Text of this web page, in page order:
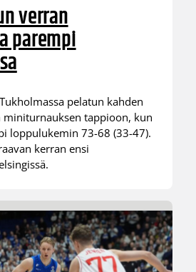
verran
parempi
pelatun kahden
tappioon, kun
loppulukemin 73-68 (33-47).
kerran ensi